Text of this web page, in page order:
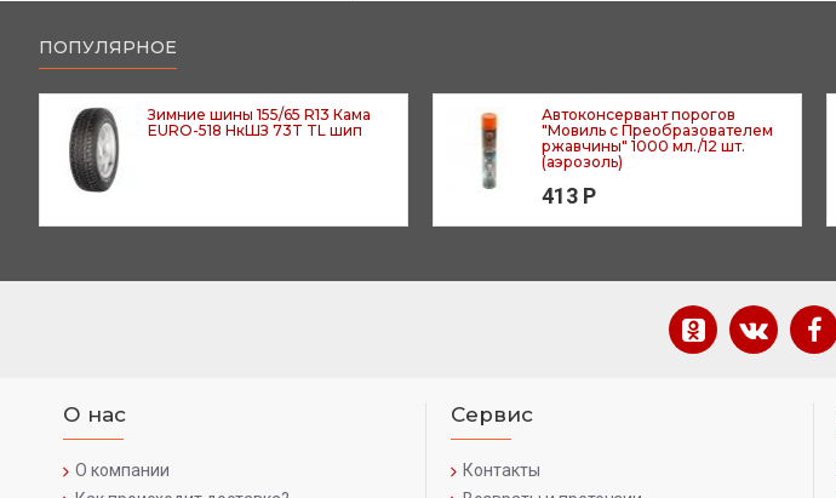
ПОПУЛЯРНОЕ
Зимние шины 155/65 R13 Кама
EURO-518 НкШЗ 73T TL шип
Автоконсервант порогов
"Мовиль с Преобразователем
ржавчины" 1000 мл./12 шт.
(аэрозоль)
413 Р
О нас
О компании
Сервис
Контакты